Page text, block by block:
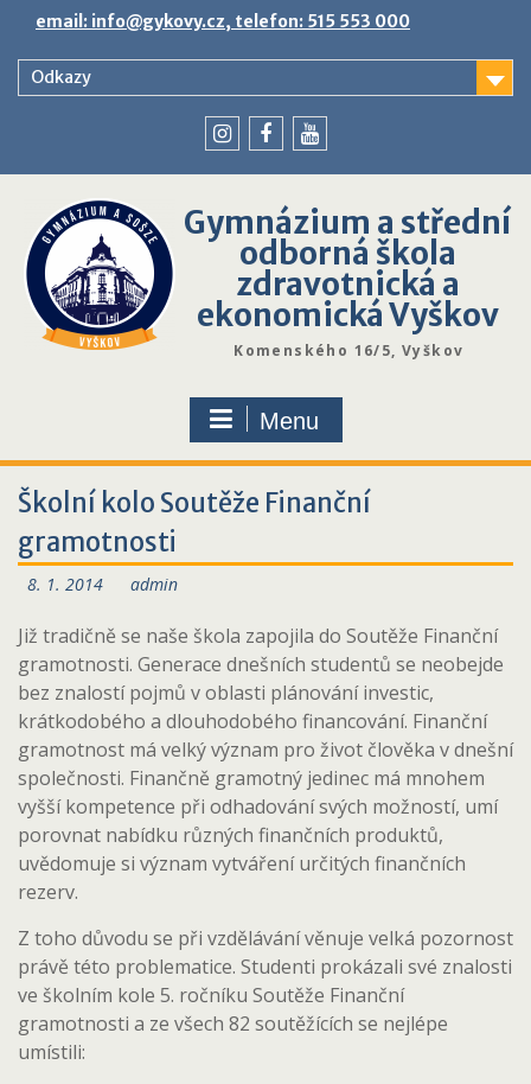
content
email: info@gykovy.cz, telefon: 515 553 000
Odkazy
Gymnázium a střední
odborná škola
zdravotnická a
ekonomická Vyškov
Komenského 16/5, Vyškov
Menu
Školní kolo Soutěže Finanční
gramotnosti
8. 1. 2014 admin
Již tradičně se naše škola zapojila do Soutěže Finanční
gramotnosti. Generace dnešních studentů se neobejde
bez znalostí pojmů v oblasti plánování investic,
krátkodobého a dlouhodobého financování. Finanční
gramotnost má velký význam pro život člověka v dnešní
společnosti. Finančně gramotný jedinec má mnohem
vyšší kompetence při odhadování svých možností, umí
porovnat nabídku různých finančních produktů,
uvědomuje si význam vytváření určitých finančních
rezerv.
Z toho důvodu se při vzdělávání věnuje velká pozornost
právě této problematice. Studenti prokázali své znalosti
ve školním kole 5. ročníku Soutěže Finanční
gramotnosti a ze všech 82 soutěžících se nejlépe
umístili: